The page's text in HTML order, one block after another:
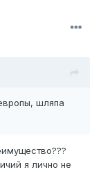
шляпа
я лично не